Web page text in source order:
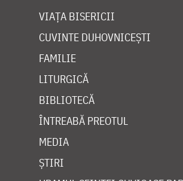
VIAȚA BISERICII
CUVINTE DUHOVNICEȘTI
FAMILIE
LITURGICĂ
BIBLIOTECĂ
ÎNTREABĂ PREOTUL
MEDIA
ȘTIRI